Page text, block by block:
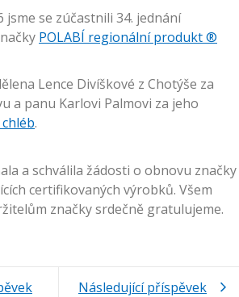
jsme se zúčastnili 34. jednání
POLABÍ regionální produkt ®
Lence Divíškové z Chotýše za
a panu Karlovi Palmovi za jeho
.
a schválila žádosti o obnovu značky
certifikovaných výrobků. Všem
značky srdečně gratulujeme.
Následující příspěvek